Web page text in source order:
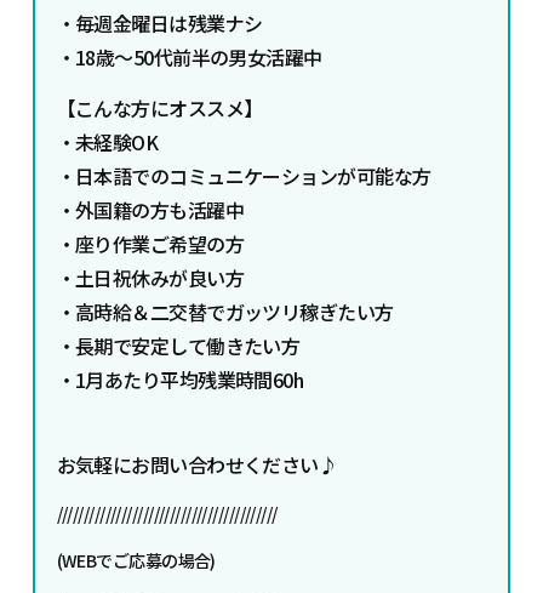
・毎週金曜日は残業ナシ
・18歳～50代前半の男女活躍中
【こんな方にオススメ】
・未経験OK
・日本語でのコミュニケーションが可能な方
・外国籍の方も活躍中
・座り作業ご希望の方
・土日祝休みが良い方
・高時給＆二交替でガッツリ稼ぎたい方
・長期で安定して働きたい方
・1月あたり平均残業時間60h
お気軽にお問い合わせください♪
/////////////////////////////////////////
(WEBでご応募の場合)